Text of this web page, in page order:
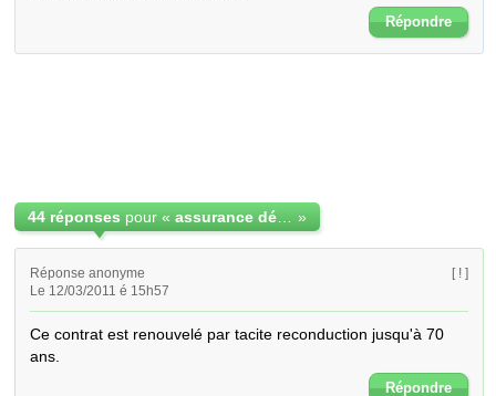
Répondre
44 réponses pour « »
Réponse anonyme
Le 12/03/2011 é 15h57
[ ! ]
Ce contrat est renouvelé par tacite reconduction jusqu'à 70
ans.
Répondre